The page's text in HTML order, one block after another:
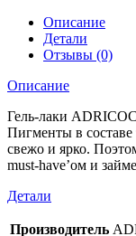
Описание
Детали
Отзывы (0)
Описание
Гель-лаки
Пигменты в
свежо и ярко.
must-have’ом и
Детали
Производитель